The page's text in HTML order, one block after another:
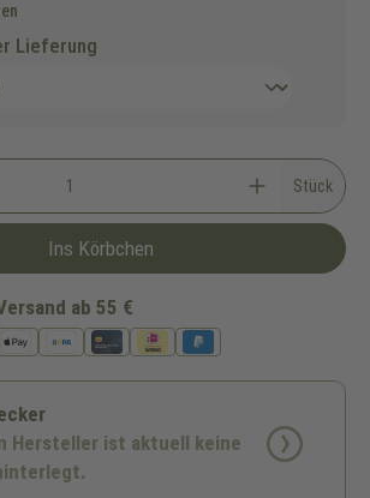
Lieferung
Stück
Ins Körbchen
ab 55 €
Hersteller ist aktuell keine